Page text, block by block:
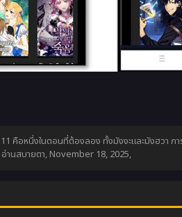
คือหนึ่งในตอนที่ต้องลอง ทั้งมังงะและมังฮวา
านสบายตา, November 18, 2025,